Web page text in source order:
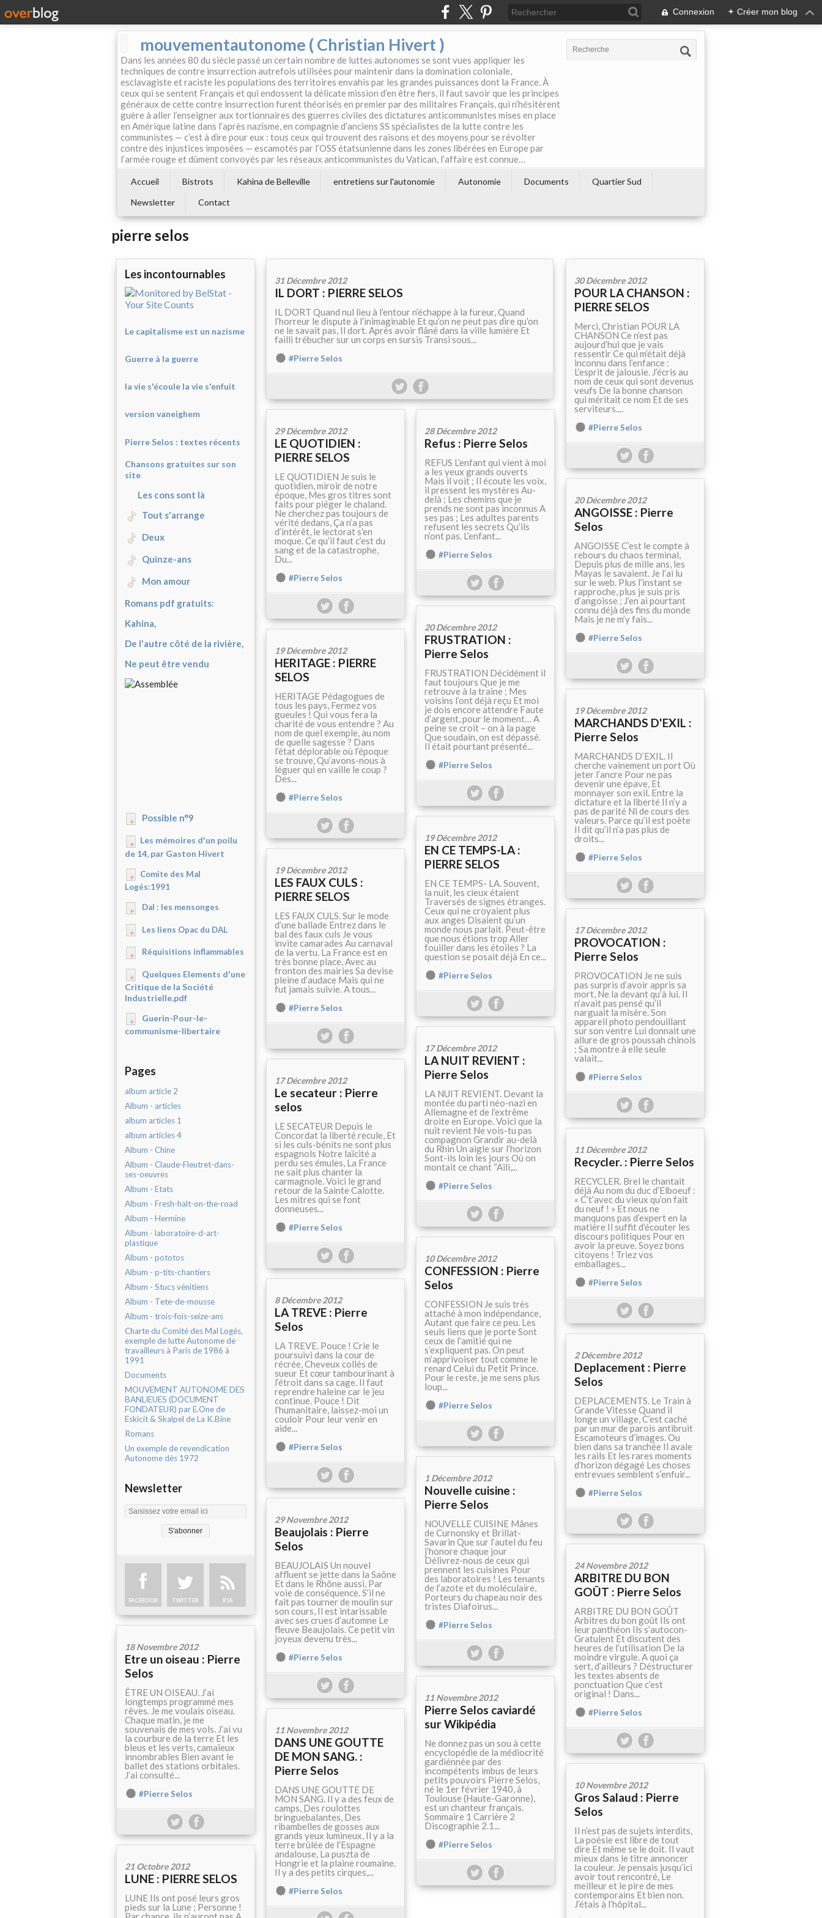
Connexion + Créer mon blog
mouvementautonome ( Christian Hivert )
Dans les années 80 du siècle passé un certain nombre de luttes autonomes se sont vues appliquer les
techniques de contre insurrection autrefois utilisées pour maintenir dans la domination coloniale,
esclavagiste et raciste les populations des territoires envahis par les grandes puissances dont la France. À
ceux qui se sentent Français et qui endossent la délicate mission d’en être fiers, il faut savoir que les principes
généraux de cette contre insurrection furent théorisés en premier par des militaires Français, qui n’hésitèrent
guère à aller l’enseigner aux tortionnaires des guerres civiles des dictatures anticommunistes mises en place
en Amérique latine dans l’après nazisme, en compagnie d’anciens SS spécialistes de la lutte contre les
communistes — c’est à dire pour eux : tous ceux qui trouvent des raisons et des moyens pour se révolter
contre des injustices imposées — escamotés par l’OSS étatsunienne dans les zones libérées en Europe par
l’armée rouge et dûment convoyés par les réseaux anticommunistes du Vatican, l’affaire est connue…
Accueil Bistrots Kahina de Belleville entretiens sur l'autonomie Autonomie Documents
Quartier Sud
Newsletter
Contact
pierre selos
Les incontournables
Le capitalisme est un nazisme
Guerre à la guerre
la vie s'écoule la vie s'enfuit
version vaneighem
Pierre Selos : textes récents
Chansons gratuites sur son
site
Les cons sont là
Tout s'arrange
Deux
Quinze-ans
Mon amour
Romans pdf gratuits:
Kahina,
De l'autre côté de la rivière,
Ne peut être vendu
Possible n°9
Les mémoires d'un poilu
de 14, par Gaston Hivert
Comite des Mal
Logés:1991
Dal : les mensonges
Les liens Opac du DAL
Réquisitions inflammables
Quelques Elements d'une
Critique de la Société
Industrielle.pdf
Guerin-Pour-le-
communisme-libertaire
Pages
album article 2
Album - articles
album articles 1
album articles 4
Album - Chine
Album - Claude-Fleutret-dans-
ses-oeuvres
Album - Etats
Album - Fresh-halt-on-the-road
Album - Hermine
Album - laboratoire-d-art-
plastique
Album - pototos
Album - p-tits-chantiers
Album - Stucs vénitiens
Album - Tete-de-mousse
Album - trois-fois-seize-ans
Charte du Comité des Mal Logés,
exemple de lutte Autonome de
travailleurs à Paris de 1986 à
1991
Documents
MOUVEMENT AUTONOME DES
BANLIEUES (DOCUMENT
FONDATEUR) par E.One de
Eskicit & Skalpel de La K.Bine
Romans
Un exemple de revendication
Autonome dès 1972
Newsletter
FACEBOOK TWITTER RSS
31 Décembre 2012
IL DORT : PIERRE SELOS
IL DORT Quand nul lieu à l’entour n’échappe à la fureur, Quand
l’horreur le dispute à l’inimaginable Et qu’on ne peut pas dire qu’on
ne le savait pas, Il dort. Après avoir flâné dans la ville lumière Et
failli trébucher sur un corps en sursis Transi sous...
#Pierre Selos
30 Décembre 2012
POUR LA CHANSON :
PIERRE SELOS
Merci, Christian POUR LA
CHANSON Ce n’est pas
aujourd’hui que je vais
ressentir Ce qui m’était déjà
inconnu dans l’enfance :
L’esprit de jalousie. J’écris au
nom de ceux qui sont devenus
veufs De la bonne chanson
qui méritait ce nom Et de ses
serviteurs....
#Pierre Selos
29 Décembre 2012
LE QUOTIDIEN :
PIERRE SELOS
LE QUOTIDIEN Je suis le
quotidien, miroir de notre
époque, Mes gros titres sont
faits pour piéger le chaland.
Ne cherchez pas toujours de
vérité dedans, Ça n’a pas
d’intérêt, le lectorat s’en
moque. Ce qu’il faut c’est du
sang et de la catastrophe,
Du...
#Pierre Selos
28 Décembre 2012
Refus : Pierre Selos
REFUS L’enfant qui vient à moi
a les yeux grands ouverts
Mais il voit ; Il écoute les voix,
il pressent les mystères Au-
delà ; Les chemins que je
prends ne sont pas inconnus A
ses pas ; Les adultes parents
refusent les secrets Qu’ils
n’ont pas. L’enfant...
#Pierre Selos
20 Décembre 2012
ANGOISSE : Pierre
Selos
ANGOISSE C’est le compte à
rebours du chaos terminal,
Depuis plus de mille ans, les
Mayas le savaient. Je l’ai lu
sur le web. Plus l’instant se
rapproche, plus je suis pris
d’angoisse ; J’en ai pourtant
connu déjà des fins du monde
Mais je ne m’y fais...
#Pierre Selos
20 Décembre 2012
FRUSTRATION :
Pierre Selos
FRUSTRATION Décidément il
faut toujours Que je me
retrouve à la traine ; Mes
voisins l’ont déjà reçu Et moi
je dois encore attendre Faute
d’argent, pour le moment… A
peine se croit – on à la page
Que soudain, on est dépassé.
Il était pourtant présenté...
#Pierre Selos
19 Décembre 2012
HERITAGE : PIERRE
SELOS
HERITAGE Pédagogues de
tous les pays, Fermez vos
gueules ! Qui vous fera la
charité de vous entendre ? Au
nom de quel exemple, au nom
de quelle sagesse ? Dans
l’état déplorable où l’époque
se trouve, Qu’avons-nous à
léguer qui en vaille le coup ?
Des...
#Pierre Selos
19 Décembre 2012
MARCHANDS D'EXIL :
Pierre Selos
MARCHANDS D’EXIL. Il
cherche vainement un port Où
jeter l’ancre Pour ne pas
devenir une épave, Et
monnayer son exil. Entre la
dictature et la liberté Il n’y a
pas de parité Ni de cours des
valeurs. Parce qu’il est poète
Il dit qu’il n’a pas plus de
droits...
#Pierre Selos
19 Décembre 2012
EN CE TEMPS-LA :
PIERRE SELOS
EN CE TEMPS- LA. Souvent,
la nuit, les cieux étaient
Traversés de signes étranges.
Ceux qui ne croyaient plus
aux anges Disaient qu’un
monde nous parlait. Peut-être
que nous étions trop Aller
fouiller dans les étoiles ? La
question se posait déjà En ce...
#Pierre Selos
19 Décembre 2012
LES FAUX CULS :
PIERRE SELOS
LES FAUX CULS. Sur le mode
d’une ballade Entrez dans le
bal des faux culs Je vous
invite camarades Au carnaval
de la vertu. La France est en
très bonne place, Avec au
fronton des mairies Sa devise
pleine d’audace Mais qui ne
fut jamais suivie. A tous...
#Pierre Selos
17 Décembre 2012
PROVOCATION :
Pierre Selos
PROVOCATION Je ne suis
pas surpris d’avoir appris sa
mort, Ne la devant qu’à lui. Il
n’avait pas pensé qu’il
narguait la misère. Son
appareil photo pendouillant
sur son ventre Lui donnait une
allure de gros poussah chinois
; Sa montre à elle seule
valait...
#Pierre Selos
17 Décembre 2012
LA NUIT REVIENT :
Pierre Selos
LA NUIT REVIENT. Devant la
montée du parti néo-nazi en
Allemagne et de l’extrême
droite en Europe. Voici que la
nuit revient Ne vois-tu pas
compagnon Grandir au-delà
du Rhin Un aigle sur l’horizon
Sont-ils loin les jours Où on
montait ce chant “Aïli,...
#Pierre Selos
17 Décembre 2012
Le secateur : Pierre
selos
LE SECATEUR Depuis le
Concordat la liberté recule, Et
si les culs-bénits ne sont plus
espagnols Notre laïcité a
perdu ses émules, La France
ne sait plus chanter la
carmagnole. Voici le grand
retour de la Sainte Calotte.
Les mitres qui se font
donneuses...
#Pierre Selos
11 Décembre 2012
Recycler. : Pierre Selos
RECYCLER. Brel le chantait
déjà Au nom du duc d’Elboeuf :
« C’t’avec du vieux qu’on fait
du neuf ! » Et nous ne
manquons pas d’expert en la
matière Il suffit d’écouter les
discours politiques Pour en
avoir la preuve. Soyez bons
citoyens ! Triez vos
emballages...
#Pierre Selos
10 Décembre 2012
CONFESSION : Pierre
Selos
CONFESSION Je suis très
attaché à mon indépendance,
Autant que faire ce peu. Les
seuls liens que je porte Sont
ceux de l’amitié qui ne
s’expliquent pas. On peut
m’apprivoiser tout comme le
renard Celui du Petit Prince.
Pour le reste, je me sens plus
loup...
#Pierre Selos
8 Décembre 2012
LA TREVE : Pierre
Selos
LA TREVE. Pouce ! Crie le
poursuivi dans la cour de
récrée, Cheveux collés de
sueur Et cœur tambourinant à
l’étroit dans sa cage. Il faut
reprendre haleine car le jeu
continue. Pouce ! Dit
l’humanitaire, laissez-moi un
couloir Pour leur venir en
aide...
#Pierre Selos
2 Décembre 2012
Deplacement : Pierre
Selos
DEPLACEMENTS. Le Train à
Grande Vitesse Quand il
longe un village, C’est caché
par un mur de parois antibruit
Escamoteurs d’images. Ou
bien dans sa tranchée Il avale
les rails Et les rares moments
d’horizon dégagé Les choses
entrevues semblent s’enfuir...
#Pierre Selos
1 Décembre 2012
Nouvelle cuisine :
Pierre Selos
NOUVELLE CUISINE Mânes
de Curnonsky et Brillat-
Savarin Que sur l’autel du feu
j’honore chaque jour
Délivrez-nous de ceux qui
prennent les cuisines Pour
des laboratoires ! Les tenants
de l’azote et du moléculaire,
Porteurs du chapeau noir des
tristes Diafoirus...
#Pierre Selos
29 Novembre 2012
Beaujolais : Pierre
Selos
BEAUJOLAIS Un nouvel
affluent se jette dans la Saône
Et dans le Rhône aussi, Par
voie de conséquence. S’il ne
fait pas tourner de moulin sur
son cours, Il est intarissable
avec ses crues d’automne Le
fleuve Beaujolais. Ce petit vin
joyeux devenu très...
#Pierre Selos
24 Novembre 2012
ARBITRE DU BON
GOÛT : Pierre Selos
ARBITRE DU BON GOÛT
Arbitres du bon goût Ils ont
leur panthéon Ils s’autocon-
Gratulent Et discutent des
heures de l’utilisation De la
moindre virgule. A quoi ça
sert, d’ailleurs ? Déstructurer
les textes absents de
ponctuation Que c’est
original ! Dans...
#Pierre Selos
18 Novembre 2012
Etre un oiseau : Pierre
Selos
ÊTRE UN OISEAU. J’ai
longtemps programmé mes
rêves. Je me voulais oiseau.
Chaque matin, je me
souvenais de mes vols. J’ai vu
la courbure de la terre Et les
bleus et les verts, camaïeux
innombrables Bien avant le
ballet des stations orbitales.
J’ai consulté...
#Pierre Selos
11 Novembre 2012
Pierre Selos caviardé
sur Wikipédia
Ne donnez pas un sou à cette
encyclopédie de la médiocrité
gardiénnée par des
incompétents imbus de leurs
petits pouvoirs Pierre Selos,
né le 1er février 1940, à
Toulouse (Haute-Garonne),
est un chanteur français.
Sommaire 1 Carrière 2
Discographie 2.1...
#Pierre Selos
11 Novembre 2012
DANS UNE GOUTTE
DE MON SANG. :
Pierre Selos
DANS UNE GOUTTE DE
MON SANG. Il y a des feux de
camps, Des roulottes
bringuebalantes, Des
ribambelles de gosses aux
grands yeux lumineux, Il y a la
terre brûlée de l’Espagne
andalouse, La puszta de
Hongrie et la plaine roumaine.
Il y a des petits cirques,...
#Pierre Selos
10 Novembre 2012
Gros Salaud : Pierre
Selos
Il n’est pas de sujets interdits,
La poésie est libre de tout
dire Et même se le doit. Il vaut
mieux dans le titre annoncer
la couleur. Je pensais jusqu’ici
avoir tout rencontré, Le
meilleur et le pire de mes
contemporains Et bien non.
J’étais à l’hôpital...
21 Octobre 2012
LUNE : PIERRE SELOS
LUNE Ils ont posé leurs gros
pieds sur la Lune ; Personne !